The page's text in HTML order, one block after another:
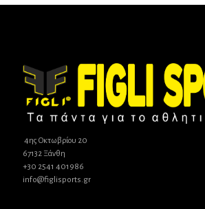
4ης Οκτωβρίου 20
67132 Ξάνθη
+30 2541 401986
info@figlisports.gr